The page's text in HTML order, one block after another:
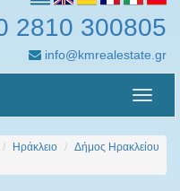
2810 300805
info@kmrealestate.gr
Toggle
Ηράκλειο
Δήμος Ηρακλείου